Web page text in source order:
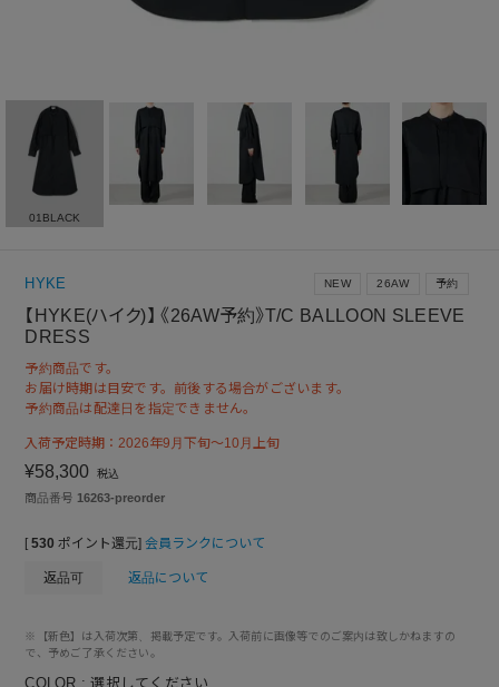
01BLACK
HYKE
【HYKE(ハイク)】 《26AW予約》T/C BALLOON SLEEVE
DRESS
予約商品です。
お届け時期は目安です。前後する場合がございます。
予約商品は配達日を指定できません。
入荷予定時期：2026年9月下旬～10月上旬
¥58,300 税込
NEW 26AW 予約
商品番号 16263-preorder
[ 530 ポイント還元] 会員ランクについて
返品可 返品について
※【新色】は入荷次第、掲載予定です。入荷前に画像等でのご案内は致しかねますの
で、予めご了承ください。
COLOR 選択してください